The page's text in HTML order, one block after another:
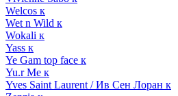
Welcos к
Wet n Wild к
Wokali к
Yass к
Ye Gam top face к
Yu.r Me к
Yves Saint Laurent / Ив Сен Лоран к